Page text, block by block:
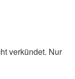
verkündet. Nur